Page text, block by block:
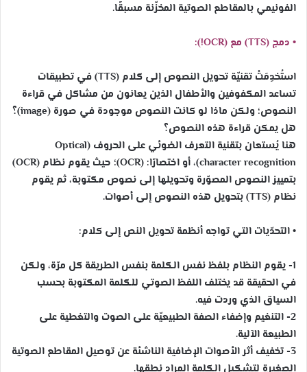
الفونيمي بالمقاطع الصوتية المخزّنة مسبقًا.
• دمج (TTS) مع (OCR!):
استُخدِمَتْ تقنيّة تحويل النصوص إلى كلام (TTS) في تطبيقات
تساعد المكفوفين والأطفال الذين يعانون من مشاكل في قراءة
النصوص؛ ولكن ماذا لو كانت النصوص موجودة في صورة (image)؟
هل يمكن قراءة هذه النصوص؟
هنا يُستعان بتقنية التعرف الضوئي على الحروف (Optical
character recognition)، أو اختصارًا: (OCR)؛ حيث يقوم نظام (OCR)
بتمييز النصوص المصوّرة وتحويلها إلى نصوص مكتوبة، ثم يقوم
نظام (TTS) بتحويل هذه النصوص إلى أصوات.
• التحدّيات التي تواجه أنظمة تحويل النص إلى كلام:
1- يقوم النظام بلفظ نفس الكلمة بنفس الطريقة كل مرّة، ولكن
في الحقيقة قد يختلف اللفظ الصوتي للكلمة المكتوبة بحسب
السياق الذي وردت فيه.
2- التنغيم وإضفاء الصفة الطبيعيّة على الصوت والتغطية على
الطبيعة الآلية.
3- تخفيف أثر الأصوات الإضافية الناشئة عن توصيل المقاطع الصوتية